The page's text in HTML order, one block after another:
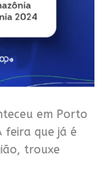
em Porto
feira que já é
trouxe